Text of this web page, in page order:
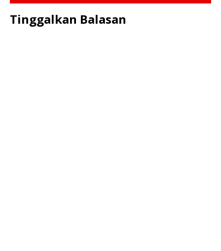
Tinggalkan Balasan